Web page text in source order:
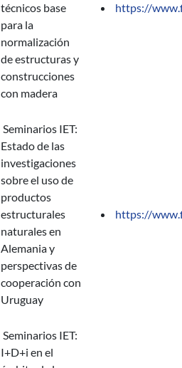
técnicos base
para la
normalización
de estructuras y
construcciones
con madera
https://
Seminarios IET:
Estado de las
investigaciones
sobre el uso de
productos
estructurales
naturales en
Alemania y
perspectivas de
cooperación con
Uruguay
https://
Seminarios IET:
I+D+i en el